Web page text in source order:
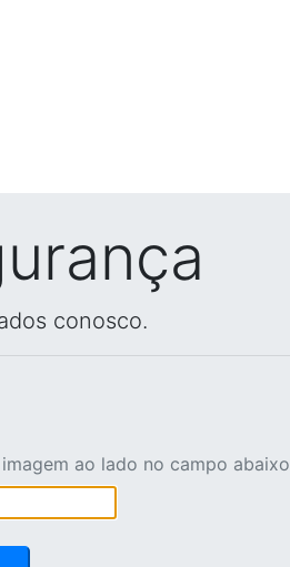
conosco.
ao lado no campo abaixo